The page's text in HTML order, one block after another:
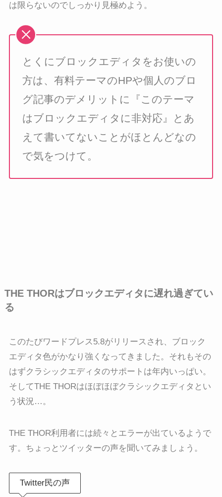
は限らないのでしっかり見極めよう。
とくにブロックエディタをお使いの
方は、有料テーマのHPや個人のブロ
グ記事のデメリットに『このテーマ
はブロックエディタに非対応』とあ
えて書いてないことがほとんどなの
で気をつけて。
THE THORはブロックエディタに遅れ過ぎてい
る
このたびワードプレス5.8がリリースされ、ブロック
エディタ色がかなり強くなってきました。それもその
はずクラシックエディタのサポートは年内いっぱい。
そしてTHE THORはほぼほぼクラシックエディタとい
う状況…。
THE THOR利用者には続々とエラーが出ているようで
す。ちょっとツイッターの声を聞いてみましょう。
Twitter民の声